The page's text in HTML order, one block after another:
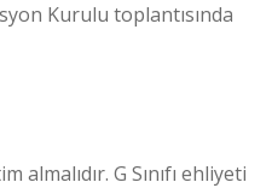
Kurulu toplantısında
G Sınıfı ehliyeti